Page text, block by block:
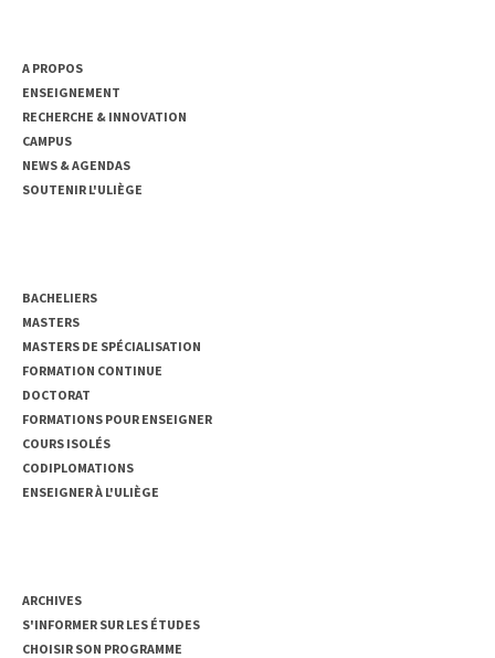
A PROPOS
ENSEIGNEMENT
RECHERCHE & INNOVATION
CAMPUS
NEWS & AGENDAS
SOUTENIR L'ULIÈGE
BACHELIERS
MASTERS
MASTERS DE SPÉCIALISATION
FORMATION CONTINUE
DOCTORAT
FORMATIONS POUR ENSEIGNER
COURS ISOLÉS
CODIPLOMATIONS
ENSEIGNER À L'ULIÈGE
ARCHIVES
S'INFORMER SUR LES ÉTUDES
CHOISIR SON PROGRAMME